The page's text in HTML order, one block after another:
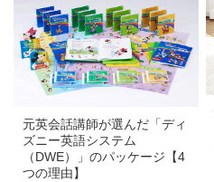
元英会話講師が選んだ「ディ
ズニー英語システム
（DWE）」のパッケージ【4
つの理由】